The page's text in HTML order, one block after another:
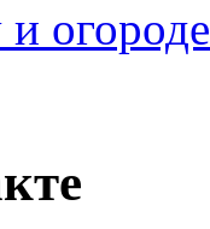
и огороде